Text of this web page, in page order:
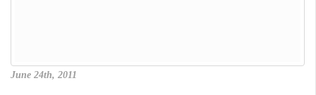
June 24th, 2011